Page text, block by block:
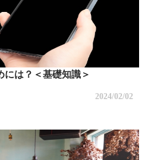
には？＜基礎知識＞
2024/02/02